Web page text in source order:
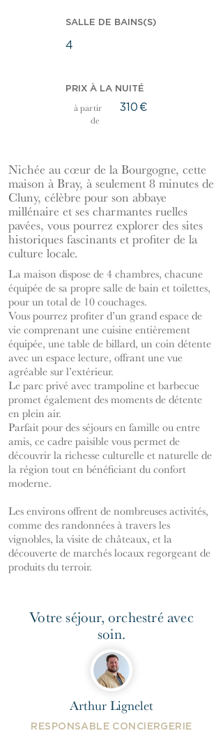
SALLE DE BAINS(S)
4
PRIX À LA NUITÉ
à partir
de
310 €
Nichée au cœur de la Bourgogne, cette
maison à Bray, à seulement 8 minutes de
Cluny, célèbre pour son abbaye
millénaire et ses charmantes ruelles
pavées, vous pourrez explorer des sites
historiques fascinants et profiter de la
culture locale.
La maison dispose de 4 chambres, chacune
équipée de sa propre salle de bain et toilettes,
pour un total de 10 couchages.
Vous pourrez profiter d’un grand espace de
vie comprenant une cuisine entièrement
équipée, une table de billard, un coin détente
avec un espace lecture, offrant une vue
agréable sur l’extérieur.
Le parc privé avec trampoline et barbecue
promet également des moments de détente
en plein air.
Parfait pour des séjours en famille ou entre
amis, ce cadre paisible vous permet de
découvrir la richesse culturelle et naturelle de
la région tout en bénéficiant du confort
moderne.
Les environs offrent de nombreuses activités,
comme des randonnées à travers les
vignobles, la visite de châteaux, et la
découverte de marchés locaux regorgeant de
produits du terroir.
Votre séjour, orchestré avec
soin.
Arthur Lignelet
RESPONSABLE CONCIERGERIE